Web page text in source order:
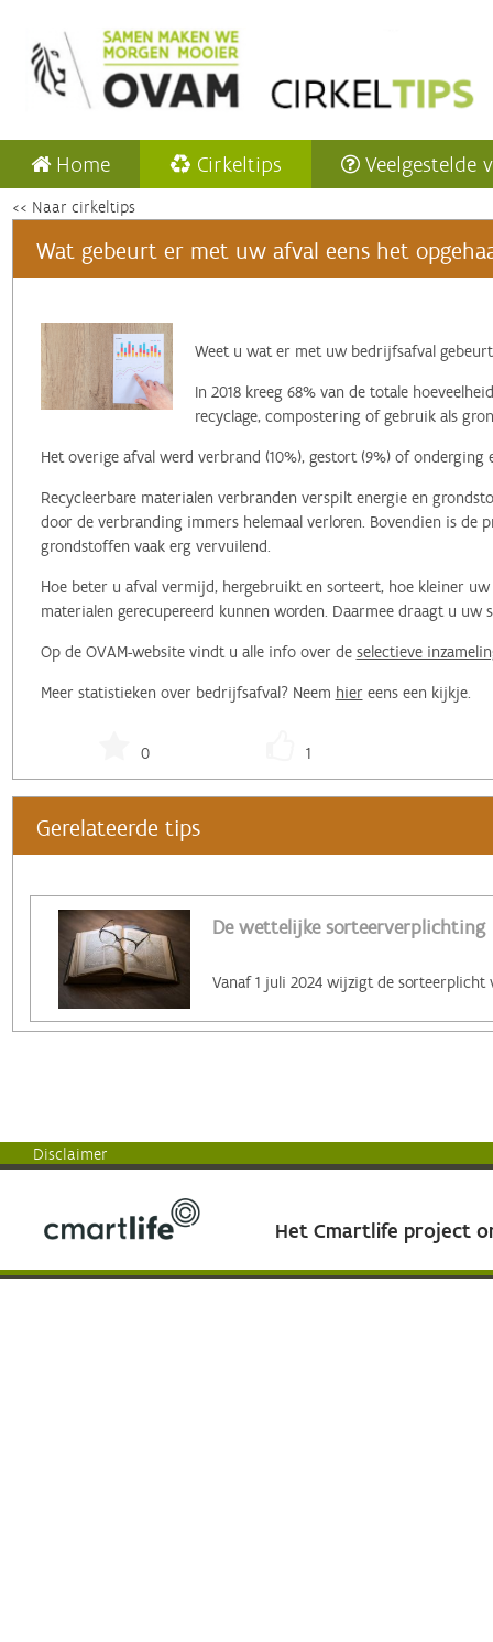
Home Cirkeltips Veelgestelde
<< Naar cirkeltips
Wat gebeurt er met uw afval eens het
‌Weet u wat er met uw bedrijfsafval
In 2018 kreeg 68% van de totale
recyclage, compostering of gebruik als
Het overige afval werd verbrand (10%), gestort (9%) of onderging
Recycleerbare materialen verbranden verspilt energie en
door de verbranding immers helemaal verloren. Bovendien is de
grondstoffen vaak erg vervuilend.
Hoe beter u afval vermijd, hergebruikt en sorteert, hoe kleiner
materialen gerecupereerd kunnen worden. Daarmee draagt u uw
Op de OVAM-website vindt u alle info over de selectieve
Meer statistieken over bedrijfsafval? Neem hiereens een kijkje.
0 1
Gerelateerde tips
De wettelijke sorteerverplichting
Disclaimer
Het Cmartlife project